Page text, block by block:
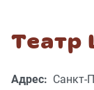
Театр
Адрес: Санкт-